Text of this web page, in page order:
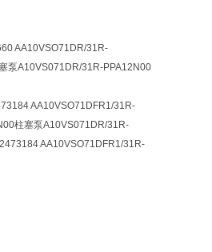
AA10VSO71DR/31R-
泵A10VS071DR/31R-PPA12N00
AA10VSO71DFR1/31R-
柱塞泵A10VS071DR/31R-
AA10VSO71DFR1/31R-